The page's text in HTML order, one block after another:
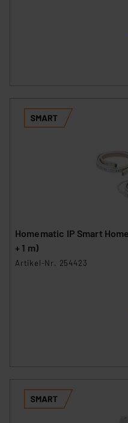
Homematic IP Smart
+ 1 m)
Artikel-Nr. 254423